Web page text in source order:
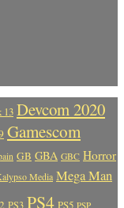
13 Devcom 2020
Gamescom
GB GBA GBC Horror
Media Mega Man
PS3 PS4 PS5 PSP